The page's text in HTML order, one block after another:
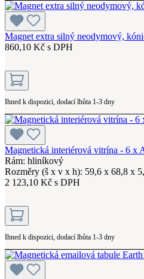
Magnet extra silný neodymový,
860,10 Kč s DPH
Ihned k dispozici, dodací lhůta 1-3 dny
Magnetická interiérová vitrína - 6 x
Rám: hliníkový
Rozměry (š x v x h): 59,6 x 68,8 x
2 123,10 Kč s DPH
Ihned k dispozici, dodací lhůta 1-3 dny